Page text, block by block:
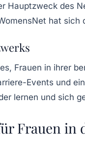
Hauptzweck des
hat sich
Frauen in ihrer
Events und
lernen und sich
Frauen in